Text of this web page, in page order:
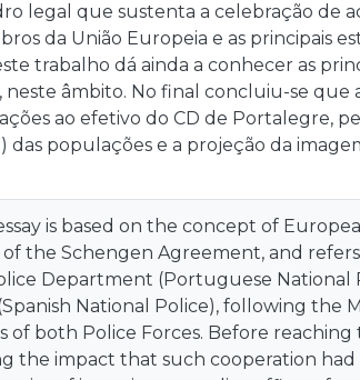
legal que sustenta a celebração de
da União Europeia e as principais
trabalho dá ainda a conhecer as
neste âmbito. No final concluiu-se
ao efetivo do CD de Portalegre,
das populações e a projeção da
is based on the concept of
the Schengen Agreement, and
Department (Portuguese National
National Police), following the
of both Police Forces. Before reaching
the impact that such cooperation